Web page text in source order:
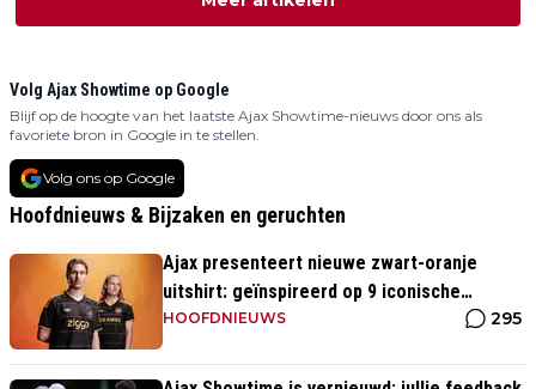
Volg Ajax Showtime op Google
Blijf op de hoogte van het laatste Ajax Showtime-nieuws door ons als
favoriete bron in Google in te stellen.
Volg ons op Google
Hoofdnieuws & Bijzaken en geruchten
Ajax presenteert nieuwe zwart-oranje
uitshirt: geïnspireerd op 9 iconische
momenten uit clubhistorie
HOOFDNIEUWS 295